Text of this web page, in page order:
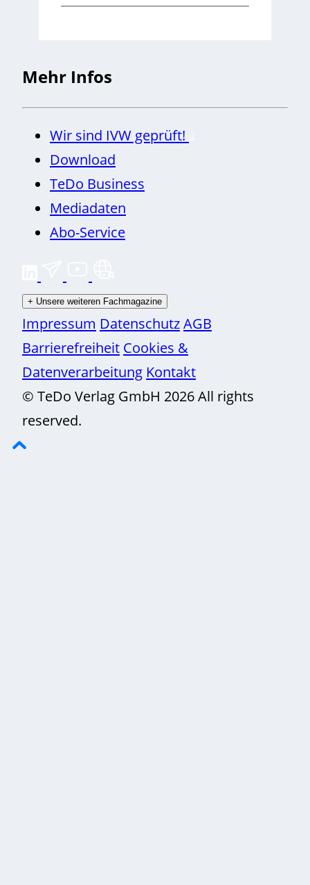
Mehr Infos
Wir sind IVW geprüft!
Download
TeDo Business
Mediadaten
Abo-Service
+ Unsere weiteren Fachmagazine
Impressum DatenschutzAGB
Barrierefreiheit Cookies &
Datenverarbeitung Kontakt
© TeDo Verlag GmbH 2026 All rights
reserved.